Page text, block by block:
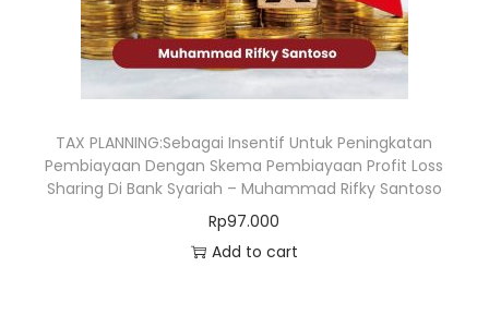
TAX PLANNING:Sebagai Insentif Untuk Peningkatan
Pembiayaan Dengan Skema Pembiayaan Profit Loss
Sharing Di Bank Syariah – Muhammad Rifky Santoso
Rp97.000
Add to cart